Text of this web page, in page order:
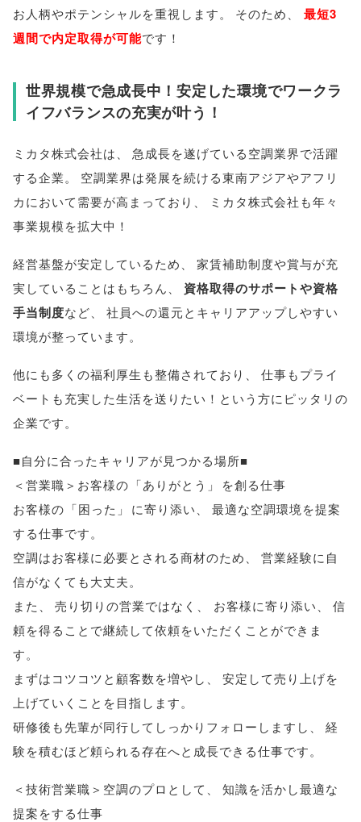
お人柄やポテンシャルを重視します。 そのため
最短3
週間で内定取得が可能です！
世界規模で急成長中！安定した環境でワークラ
イフバランスの充実が叶う！
ミカタ株式会社は
急成長を遂げている空調業界で活躍
する企業。
空調業界は発展を続ける東南アジアやアフリ
カにおいて需要が高まっており
ミカタ株式会社も年々
事業規模を拡大中！
経営基盤が安定しているため
家賃補助制度や賞与が充
実していることはもちろん
資格取得のサポートや資格
手当制度など
社員への還元とキャリアアップしやすい
環境が整っています。
他にも多くの福利厚生も整備されており
仕事もプライ
ベートも充実した生活を送りたい！という方にピッタリの
企業です。
■自分に合ったキャリアが見つかる場所■
＜営業職＞お客様の 「ありがとう 」
を創る仕事
お客様の 「困った 」 に寄り添い
最適な空調環境を提案
する仕事です。
空調はお客様に必要とされる商材のため
営業経験に自
信がなくても大丈夫。
また
売り切りの営業ではなく お客様に寄り添い
信
頼を得ることで継続して依頼をいただくことができま
す。
まずはコツコツと顧客数を増やし
安定して売り上げを
上げていくことを目指します。
研修後も先輩が同行してしっかりフォローしますし
経
験を積むほど頼られる存在へと成長できる仕事です。
＜技術営業職＞空調のプロとして
知識を活かし最適な
提案をする仕事